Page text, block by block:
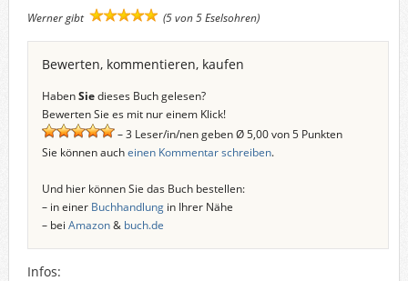
Werner gibt (5 von 5 Eselsohren)
Bewerten, kommentieren, kaufen
HabenSiedieses Buch gelesen?
Bewerten Sie es mit nur einem Klick!
– 3 Leser/in/nen geben Ø 5,00 von 5 Punkten
Sie können aucheinen Kommentar schreiben.
Und hier können Sie das Buch bestellen:
– in einer Buchhandlungin Ihrer Nähe
– bei Amazon& buch.de
Infos: